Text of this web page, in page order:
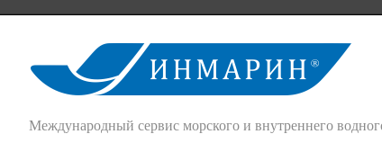
Международный сервис морского и внутреннего